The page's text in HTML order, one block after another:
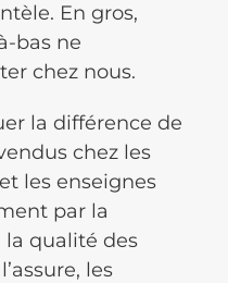
En gros,
bas ne
chez nous.
la différence de
chez les
les enseignes
par la
la qualité des
les